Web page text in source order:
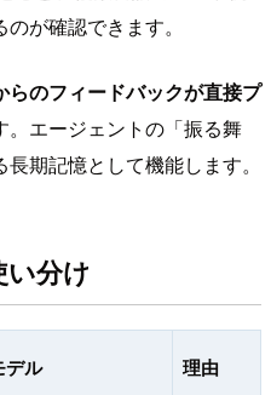
が確認できます。
らのフィードバックが直接プ
。エージェントの「振る舞
期記憶として機能します。
分け
デル 理由